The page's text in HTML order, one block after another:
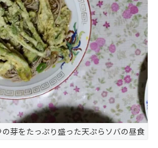
芽をたっぷり盛った天ぷらソバの昼食